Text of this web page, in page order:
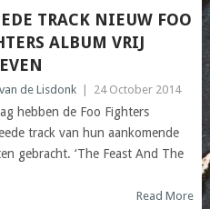
TRACK NIEUW FOO
ALBUM VRIJ
de Lisdonk 24 October 2014
hebben de Foo Fighters
track van hun aankomende
gebracht. ‘The Feast And The
Read More